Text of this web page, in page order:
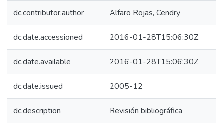
dc.contributor.author Alfaro Rojas, Cendry
dc.date.accessioned 2016-01-28T15:06:30Z
dc.date.available 2016-01-28T15:06:30Z
dc.date.issued 2005-12
dc.description Revisión bibliográfica